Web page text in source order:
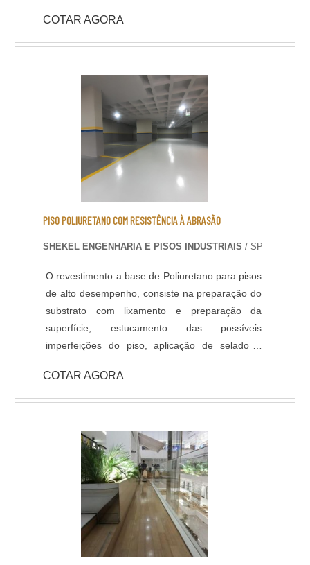
qualidade na espessura e cores definidas em
projeto ou conforme usabilidade do piso. -
rápida a partir de 8 horas; - Isento de solventes;
- Alta durabilidade e resistência UV. - Alta
resistência mecânica e a choque térmico; -
Resistência à abrasão; - Baixo odor e baixo
VOC; - Acabamento liso e antiderrapante; -
Temperatura de operação entre -30 °C e +95 °C;
- Atende a norma LEED.
COTAR AGORA
PISO POLIURETANO COM RESISTÊNCIA À ABRASÃO
SHEKEL ENGENHARIA E PISOS INDUSTRIAIS / SP
O revestimento a base de Poliuretano para pisos
de alto desempenho, consiste na preparação do
substrato com lixamento e preparação da
superfície, estucamento das possíveis
imperfeições do piso, aplicação de selador /
qualidade na espessura e cores definidas em
projeto ou conforme usabilidade do piso. -
rápida a partir de 8 horas; - Isento de solventes;
- Alta durabilidade e resistência UV. - Alta
resistência mecânica e a choque térmico; -
Resistência à abrasão; - Baixo odor e baixo
VOC; - Acabamento liso e antiderrapante; -
Temperatura de operação entre -30 °C e +95 °C;
- Atende a norma LEED.
COTAR AGORA